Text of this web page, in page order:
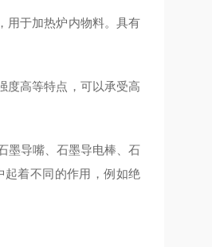
用于加热炉内物料。具有
度高等特点，可以承受高
墨导嘴、石墨导电棒、石
起着不同的作用，例如绝